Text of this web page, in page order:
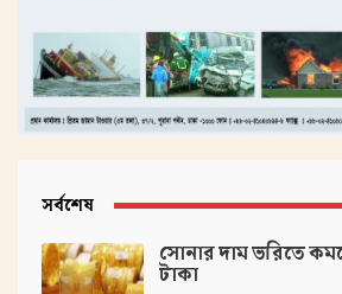
সর্বশেষ
সোনার দাম ভরিতে
টাকা